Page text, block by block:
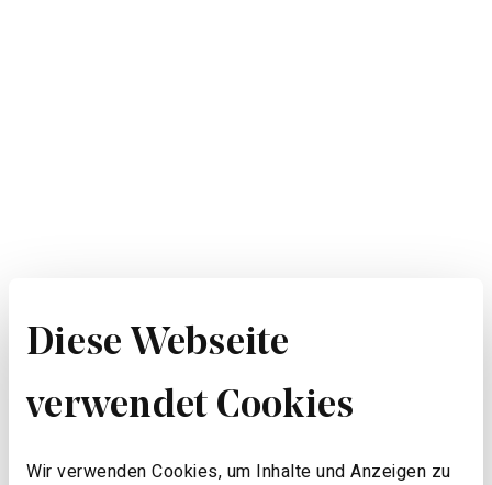
Diese Webseite
verwendet Cookies
Wir verwenden Cookies, um Inhalte und Anzeigen zu